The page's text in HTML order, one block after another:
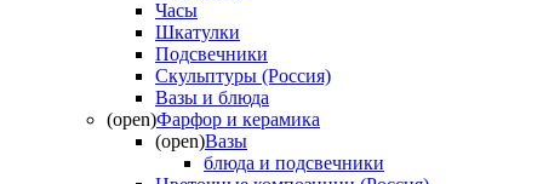
Часы
Шкатулки
Подсвечники
Скульптуры (Россия)
Вазы и блюда
(open)Фарфор и керамика
(open)Вазы
блюда и подсвечники